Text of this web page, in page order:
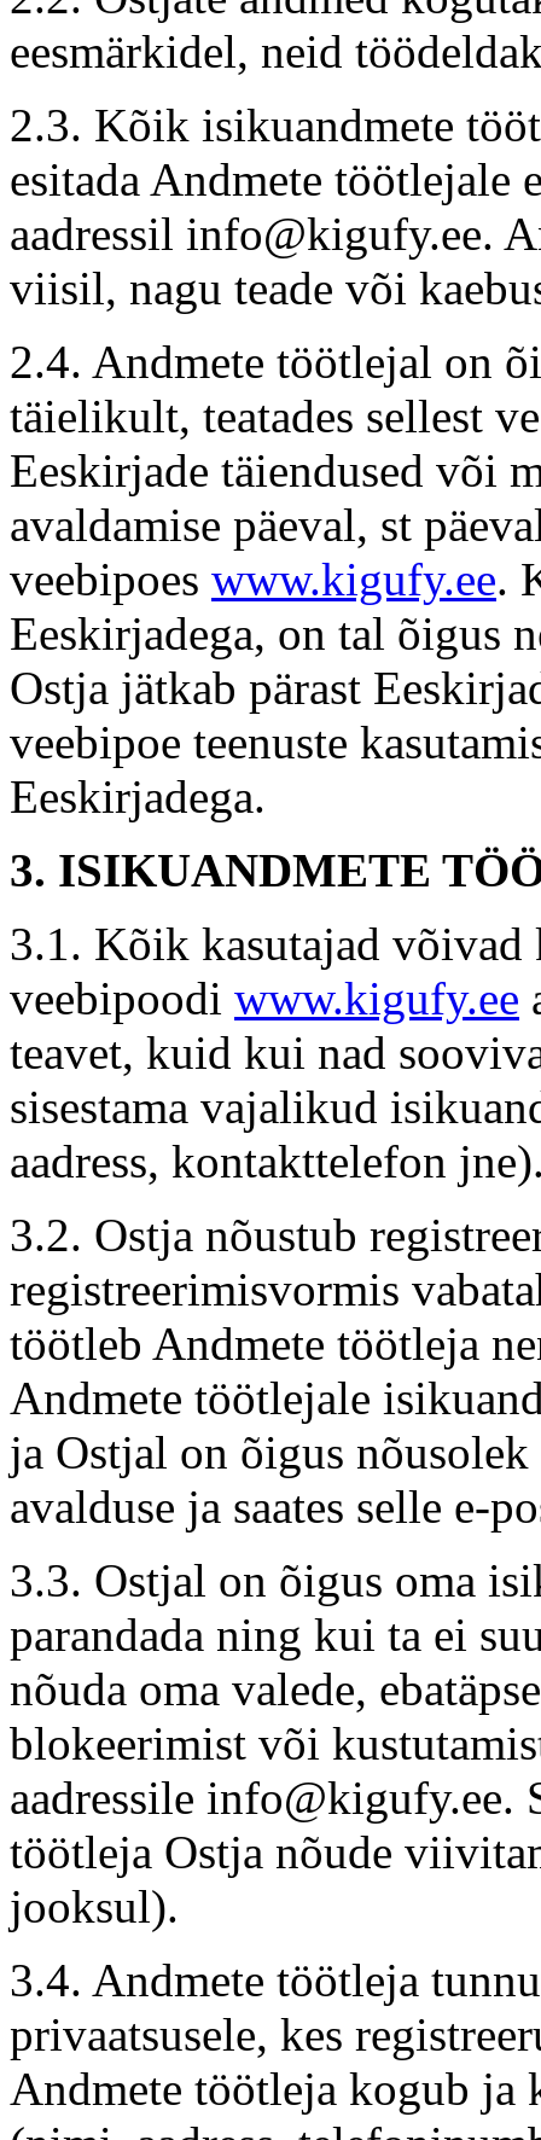
eesmärkidel, neid
2.3. Kõik isikuandmete
esitada Andmete töötlejale
aadressil info@kigufy.ee.
viisil, nagu teade või
2.4. Andmete töötlejal on
täielikult, teatades sellest
Eeskirjade täiendused või
avaldamise päeval, st
veebipoes www.kigufy.ee.
Eeskirjadega, on tal õigus
Ostja jätkab pärast
veebipoe teenuste
Eeskirjadega.
3. ISIKUANDMETE
3.1. Kõik kasutajad võivad
veebipoodi www.kigufy.ee
teavet, kuid kui nad
sisestama vajalikud
aadress, kontakttelefon
3.2. Ostja nõustub
registreerimisvormis
töötleb Andmete töötleja
Andmete töötlejale
ja Ostjal on õigus
avalduse ja saates selle e-
3.3. Ostjal on õigus oma
parandada ning kui ta ei
nõuda oma valede,
blokeerimist või
aadressile info@kigufy.ee.
töötleja Ostja nõude
jooksul).
3.4. Andmete töötleja
privaatsusele, kes
Andmete töötleja kogub ja